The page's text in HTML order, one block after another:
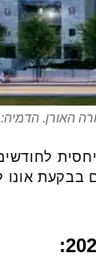
האורן.
בבקעת